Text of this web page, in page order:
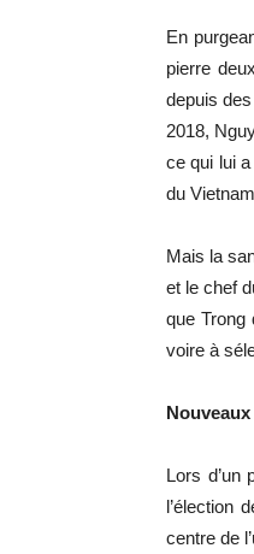
En
pierre
depuis
2018,
ce qui lui
du
Mais la
et le chef
que Trong
voire à
Lors d’un
l’élection
centre de